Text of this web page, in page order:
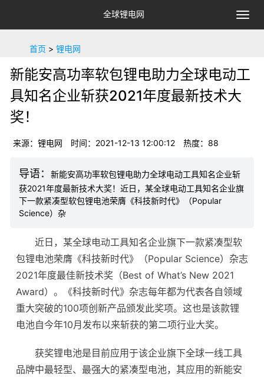
切
换
全球锂电网
首页 > 锂电网
新能安高功率软包锂电助力全球电动工
具知名企业斩获2021年度最新技术大
奖！
来源：锂电网 时间：2021-12-13 12:00:12 热度：88
新能安高功率软包锂电助力全球电动工具知名企业斩
获2021年度最新技术大奖！近日，某全球电动工具知名企业旗
下一款紧凑型软包锂电池荣膺《科技新时代》（Popular
Science）杂
近日，某全球电动工具知名企业旗下一款紧凑型软
包锂电池荣膺《科技新时代》（Popular Science）杂志
2021年度最佳新技术奖（Best of What’s New 2021
Award）。《科技新时代》杂志每年都为代表各自领域
重大突破的100项创新产品颁发此奖项。这也是该款锂
电池自今年10月发布以来斩获的第二项行业大奖。
获奖锂电池是目前应用于该企业旗下全球一线工具
品牌中最轻型、最强大的紧凑型电池，其应用的新能安